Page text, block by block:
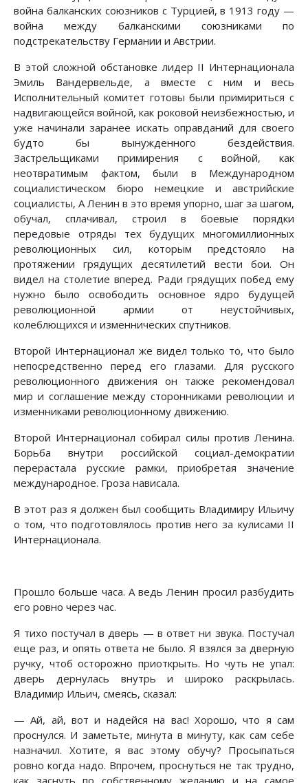
война балканских союзников с Турцией, в 1913 году —
война между балканскими союзниками по
подстрекательству Германии и Австрии.
В этой сложной обстановке лидер II Интернационала
Эмиль Вандервельде, а вместе с ним и весь
Исполнительный комитет готовы были примириться с
надвигающейся войной, как роковой неизбежностью, и
уже начинали заранее искать оправданий для своего
будто бы вынужденного бездействия.
Застрельщиками примирения с войной, как
неотвратимым фактом, были в Международном
социалистическом бюро немецкие и австрийские
социалисты, А Ленин в это время упорно, шаг за шагом,
обучал, сплачивал, строил в боевые порядки
передовые отряды тех будущих многомиллионных
революционных сил, которым предстояло на
протяжении грядущих десятилетий вести бои. Он
видел на столетие вперед. Ради грядущих побед ему
нужно было освободить основное ядро будущей
революционной армии от неустойчивых,
колеблющихся и изменнических спутников.
Второй Интернационал же видел только то, что было
непосредственно перед его глазами. Для русского
революционного движения он также рекомендовал
мир и соглашение между сторонниками революции и
изменниками революционному движению.
Второй Интернационал собирал силы против Ленина.
Борьба внутри российской социал-демократии
перерастала русские рамки, приобретая значение
международное. Гроза нависала.
В этот раз я должен был сообщить Владимиру Ильичу
о том, что подготовлялось против него за кулисами II
Интернационала.
Прошло больше часа. А ведь Ленин просил разбудить
его ровно через час.
Я тихо постучал в дверь — в ответ ни звука. Постучал
еще раз, и опять ответа не было. Я взялся за дверную
ручку, чтоб осторожно приоткрыть. Но чуть не упал:
дверь дернулась внутрь и широко раскрылась.
Владимир Ильич, смеясь, сказал:
— Ай, ай, вот и надейся на вас! Хорошо, что я сам
проснулся. И заметьте, минута в минуту, как сам себе
назначил. Хотите, я вас этому обучу? Просыпаться
ровно когда надо. Впрочем, проснуться не так трудно,